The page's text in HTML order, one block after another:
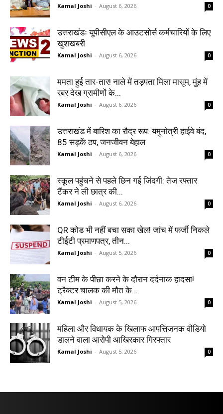
Kamal Joshi - August 6, 2026 0
उत्तराखंडः यूपीसीएल के आउटसोर्स कर्मचारियों के लिए
खुशखबरी
Kamal Joshi - August 6, 2026 0
ममता हुई तार-तार! नाले में तड़पता मिला मासूम, मुंह में
रबर देख ग्रामीणों के...
Kamal Joshi - August 6, 2026 0
उत्तराखंड में बारिश का रौद्र रूप: यमुनोत्री हाईवे बंद,
85 सड़कें ठप, जनजीवन बेहाल
Kamal Joshi - August 6, 2026 0
स्कूल पहुंचने से पहले छिन गई जिंदगी: तेज रफ्तार
टैंकर ने ली छात्र की...
Kamal Joshi - August 6, 2026 0
QR कोड भी नहीं बचा सका खेल! जांच में फर्जी निकले
टीईटी प्रमाणपत्र, तीन...
Kamal Joshi - August 5, 2026 0
वन टीम के पीछा करने के दौरान दर्दनाक हादसा!
ट्रैक्टर चालक की मौत के...
Kamal Joshi - August 5, 2026 0
महिला और विधायक के खिलाफ आपत्तिजनक वीडियो
डालने वाला आरोपी आखिरकार गिरफ्तार
Kamal Joshi - August 5, 2026 0